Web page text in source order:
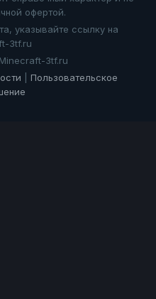
офертой.
указывайте ссылку на
3tf.ru
3tf.ru
Пользовательское